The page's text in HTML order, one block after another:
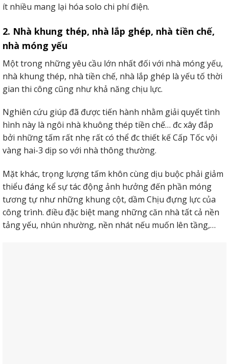
Tấm bê tông nhẹ eps làm tường bao hoăc vách ngăn rất tốt
3. Ứng dụng làm sàn siêu nhẹ
Ứng dụng làm cho sàn là một trong những Một trong
những ứng dụng khôn cùng thịnh hành của tấm siêu nhẹ
lắpcấy.
ít nhiều mang lại hóa solo chi phí điện.
2. Nhà khung thép, nhà lắp ghép, nhà tiền chế,
nhà móng yếu
Một trong những yêu cầu lớn nhất đối với nhà móng yếu,
nhà khung thép, nhà tiền chế, nhà lắp ghép là yếu tố thời
gian thi công cũng như khả năng chịu lực.
Nghiên cứu giúp đã được tiến hành nhằm giải quyết tình
hình này là ngôi nhà khuông thép tiền chế… đc xây đắp
bởi những tấm rất nhẹ rất có thể đc thiết kế Cấp Tốc vội
vàng hai-3 dịp so với nhà thông thường.
Mặt khác, trọng lượng tấm khôn cùng dịu buộc phải giảm
thiểu đáng kể sự tác động ảnh hưởng đến phần móng
tương tự như những khung cột, dầm Chịu đựng lực của
công trình. điều đặc biệt mang những căn nhà tất cả nền
tảng yếu, nhún nhường, nền nhát nếu muốn lên tầng,…